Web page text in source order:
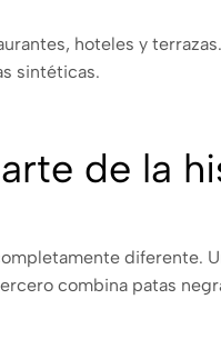
hoteles y
sintéticas.
de la
diferente.
combina patas